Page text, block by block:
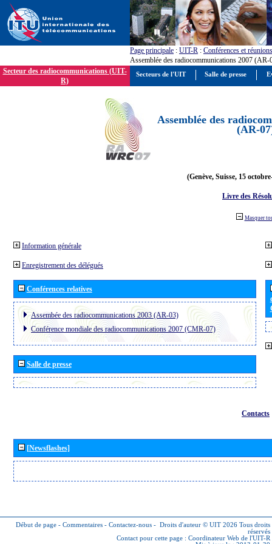
Page principale : UIT-R : Conférences et réunions
Assemblée des radiocommunications 2007 (AR-
Secteur des radiocommunications (UIT-
R)
Assemblée des
(AR-
(Genève, Suisse, 15
Livre des
Masquer
Information générale
Enregistrement des délégués
Conférences relatives
Assembée des radiocommunications 2003 (AR-03)
Conférence mondiale des radiocommunications 2007 (CMR-07)
Salle de presse
Contacts
[Newsflashes]
Début de page - Commentaires - Contactez-nous - Droits d'auteur © UIT 2026 Tous droits
réservés
Contact pour cette page : Coordinateur Web de l'UIT-R
Secteurs de l'UIT Salle de presse